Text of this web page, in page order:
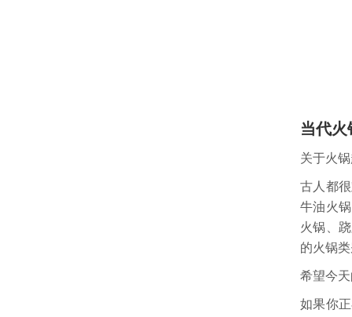
当代火
关于火
古人都
牛油火
火锅、
的火锅
希望今
如果你